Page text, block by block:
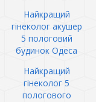
Найкращий
гінеколог акушер
5 пологовий
будинок Одеса
Найкращий
гінеколог 5
пологового